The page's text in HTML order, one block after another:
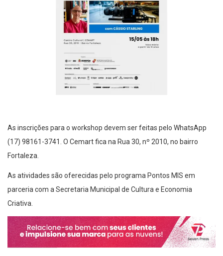
As inscrições para o workshop devem ser feitas pelo WhatsApp
(17) 98161-3741. O Cemart fica na Rua 30, nº 2010, no bairro
Fortaleza.
As atividades são oferecidas pelo programa Pontos MIS em
parceria com a Secretaria Municipal de Cultura e Economia
Criativa.